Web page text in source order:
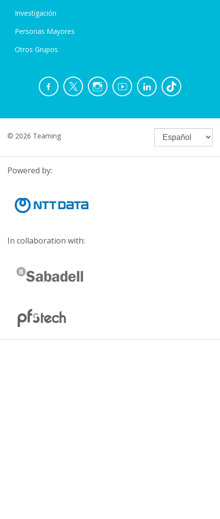
Investigación
Personas Mayores
Otros Grupos
© 2026 Teaming
Powered by:
In collaboration with: